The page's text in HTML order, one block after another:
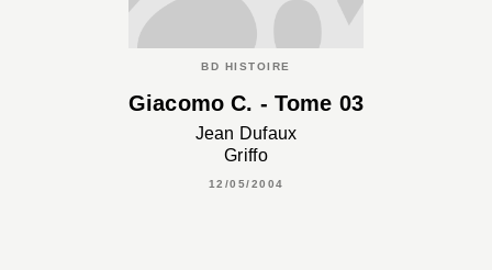
BD HISTOIRE
Giacomo C. - Tome 03
Jean Dufaux
Griffo
12/05/2004